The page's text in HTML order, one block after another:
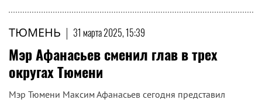
ТЮМЕНЬ | 31 марта 2025, 15:39
Мэр Афанасьев сменил глав в трех
округах Тюмени
Мэр Тюмени Максим Афанасьев сегодня представил